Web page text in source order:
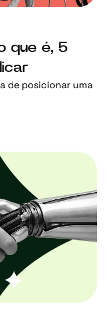
que é, 5
de posicionar uma